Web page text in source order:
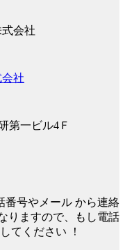
社
第一ビル4Ｆ
番号やメール から連絡
りますので、もし電話
てください ！